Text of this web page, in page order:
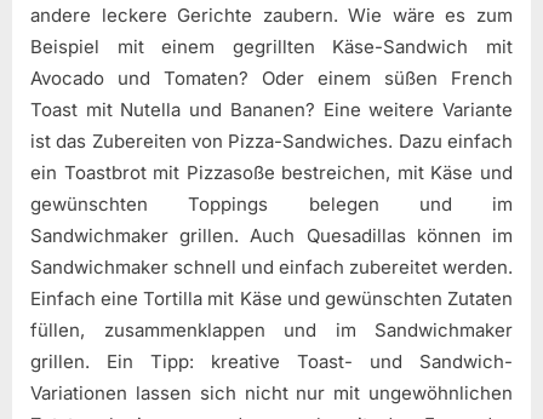
andere leckere Gerichte zaubern. Wie wäre es zum
Beispiel mit einem gegrillten Käse-Sandwich mit
Avocado und Tomaten? Oder einem süßen French
Toast mit Nutella und Bananen? Eine weitere Variante
ist das Zubereiten von Pizza-Sandwiches. Dazu einfach
ein Toastbrot mit Pizzasoße bestreichen, mit Käse und
gewünschten Toppings belegen und im
Sandwichmaker grillen. Auch Quesadillas können im
Sandwichmaker schnell und einfach zubereitet werden.
Einfach eine Tortilla mit Käse und gewünschten Zutaten
füllen, zusammenklappen und im Sandwichmaker
grillen. Ein Tipp: kreative Toast- und Sandwich-
Variationen lassen sich nicht nur mit ungewöhnlichen